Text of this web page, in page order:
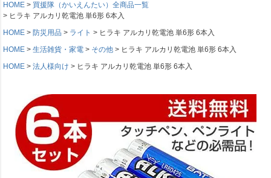
HOME
買援隊（かいえんたい）全商品一覧
ヒラキ アルカリ乾電池 単6形 6本入
HOME
防災用品 ライト
ヒラキ アルカリ乾電池 単6形 6本入
HOME
生活雑貨・家電 その他
ヒラキ アルカリ乾電池 単6形 6本入
HOME
法人様向け ヒラキ アルカリ乾電池 単6形 6本入